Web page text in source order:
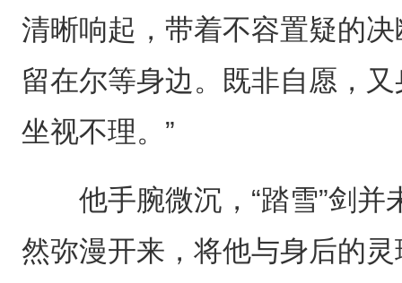
清晰响起，带着不容置疑的
留在尔等身边。既非自愿，
坐视不理。”
他手腕微沉，“踏雪”剑并
然弥漫开来，将他与身后的